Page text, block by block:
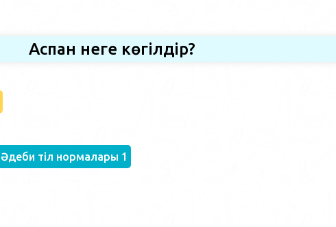
Аспан неге көгілдір?
Әдеби тіл нормалары 1